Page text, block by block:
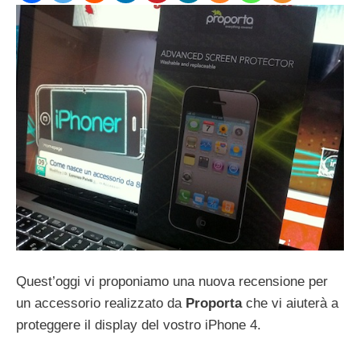
Quest’oggi vi proponiamo una nuova recensione per
un accessorio realizzato da Proportache vi aiuterà a
proteggere il display del vostro iPhone 4.